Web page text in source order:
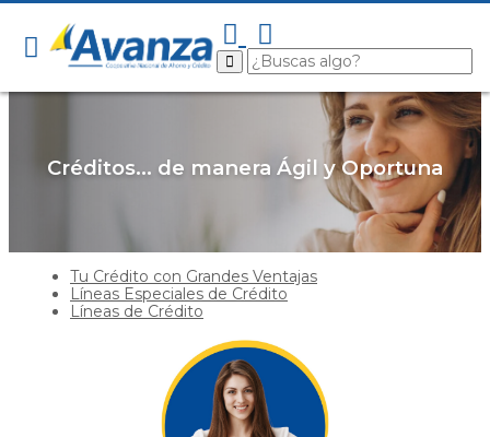
Créditos... de manera Ágil y Oportuna
Tu Crédito con Grandes Ventajas
Líneas Especiales de Crédito
Líneas de Crédito